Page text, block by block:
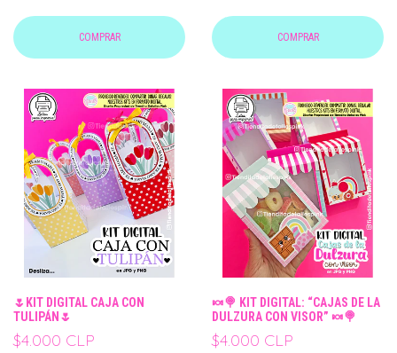
COMPRAR COMPRAR
🌷KIT DIGITAL CAJA CON
TULIPÁN🌷
$4.000 CLP
🍬🍭 KIT DIGITAL: “CAJAS DE LA
DULZURA CON VISOR” 🍬🍭
$4.000 CLP